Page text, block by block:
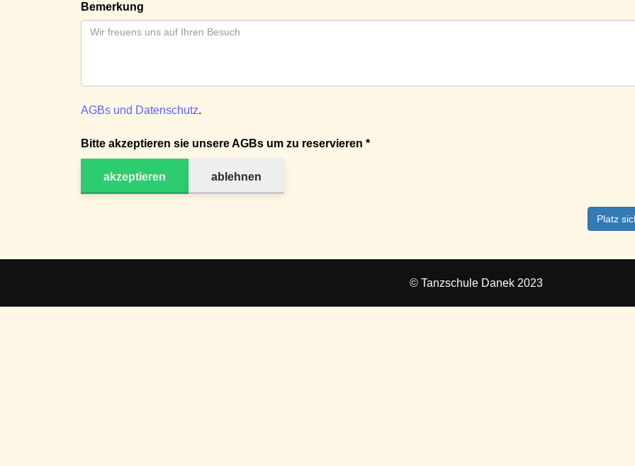
Bemerkung
AGBs und Datenschutz.
Bitte akzeptieren sie unsere AGBs um zu reservieren *
akzeptieren ablehnen
Platz
© Tanzschule Danek 2023